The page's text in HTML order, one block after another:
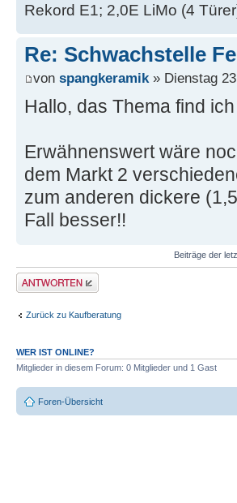
Rekord E1; 2,0E LiMo (4
Re: Schwachstelle
von spangkeramik» Dienstag
Hallo, das Thema find
Erwähnenswert wäre
dem Markt 2
zum anderen dickere
Fall besser!!
Beiträge der
Antwort erstellen
Zurück zu Kaufberatung
WER IST ONLINE?
Mitglieder in diesem Forum: 0 Mitglieder und 1 Gast
Foren-Übersicht